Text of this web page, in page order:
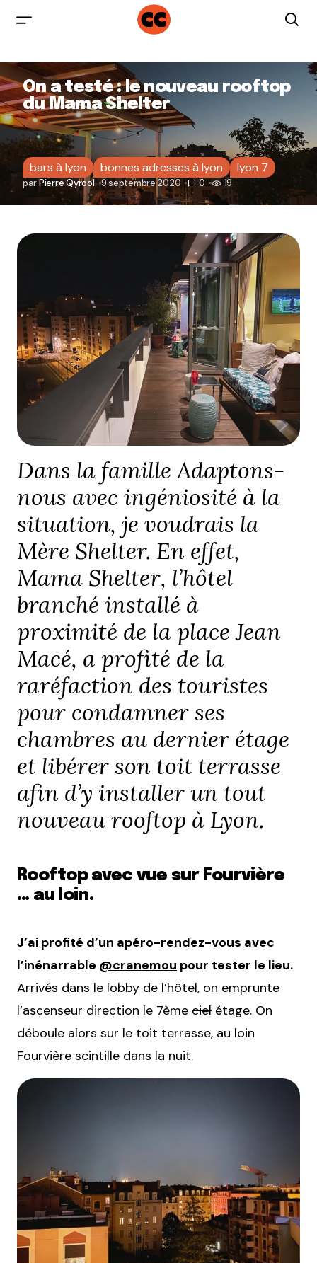
On a testé : le nouveau rooftop
du Mama Shelter
bars à lyon bonnes adresses à lyon lyon 7
parPierre Qyrool 9 septembre 2020 0 19
Dans la familleAdaptons-
nous avec ingéniosité à la
situation, je voudrais la
Mère Shelter. En effet,
Mama Shelter, l’hôtel
branché installé à
proximité de la place Jean
Macé, a profité de la
raréfaction des touristes
pour condamner ses
chambres au dernier étage
et libérer son toit terrasse
afin d’y installer un tout
nouveau rooftop à Lyon.
Rooftop avec vue sur Fourvière
… au loin.
J’ai profité d’un apéro-rendez-vous avec
l’inénarrable @cranemou pour tester le lieu.
Arrivés dans le lobby de l’hôtel, on emprunte
l’ascenseur direction le 7ème ciel étage. On
déboule alors sur le toit terrasse, au loin
Fourvière scintille dans la nuit.